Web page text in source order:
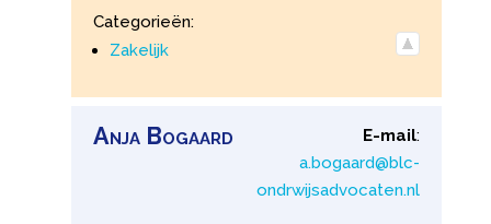
Categorieën:
Zakelijk
Anja Bogaard E-mail:
a.bogaard@blc-
ondrwijsadvocaten.nl